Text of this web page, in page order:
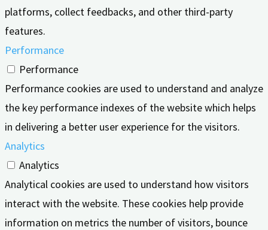
platforms, collect feedbacks, and other third-party
features.
Performance
Performance
Performance cookies are used to understand and analyze
the key performance indexes of the website which helps
in delivering a better user experience for the visitors.
Analytics
Analytics
Analytical cookies are used to understand how visitors
interact with the website. These cookies help provide
information on metrics the number of visitors, bounce